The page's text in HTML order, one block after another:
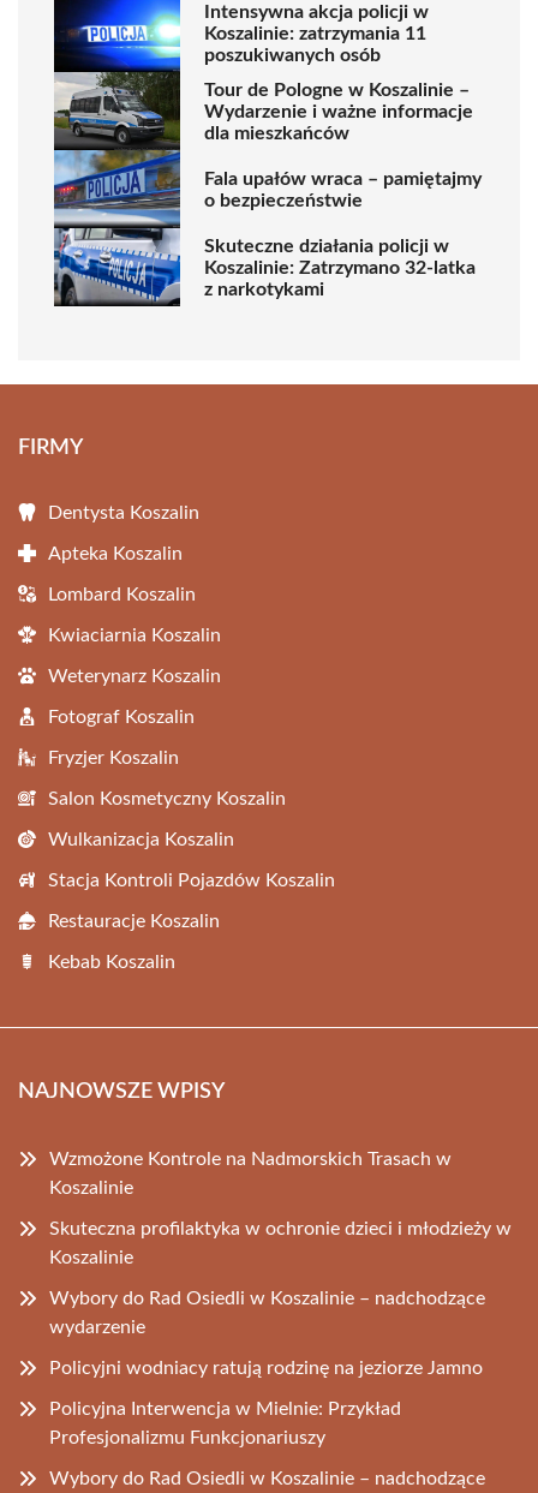
Intensywna akcja policji w
Koszalinie: zatrzymania 11
poszukiwanych osób
Tour de Pologne w Koszalinie –
Wydarzenie i ważne informacje
dla mieszkańców
Fala upałów wraca – pamiętajmy
o bezpieczeństwie
Skuteczne działania policji w
Koszalinie: Zatrzymano 32-latka
z narkotykami
FIRMY
Dentysta Koszalin
Apteka Koszalin
Lombard Koszalin
Kwiaciarnia Koszalin
Weterynarz Koszalin
Fotograf Koszalin
Fryzjer Koszalin
Salon Kosmetyczny Koszalin
Wulkanizacja Koszalin
Stacja Kontroli Pojazdów Koszalin
Restauracje Koszalin
Kebab Koszalin
NAJNOWSZE WPISY
Wzmożone Kontrole na Nadmorskich Trasach w
Koszalinie
Skuteczna profilaktyka w ochronie dzieci i młodzieży w
Koszalinie
Wybory do Rad Osiedli w Koszalinie – nadchodzące
wydarzenie
Policyjni wodniacy ratują rodzinę na jeziorze Jamno
Policyjna Interwencja w Mielnie: Przykład
Profesjonalizmu Funkcjonariuszy
Wybory do Rad Osiedli w Koszalinie – nadchodzące